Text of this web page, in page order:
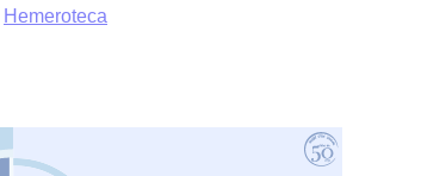
Hemeroteca